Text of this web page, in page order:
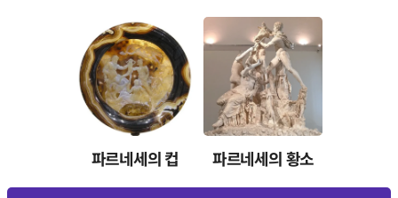
파르네세의 컵 파르네세의 황소